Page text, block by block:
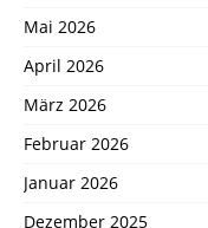
Mai 2026
April 2026
März 2026
Februar 2026
Januar 2026
Dezember 2025